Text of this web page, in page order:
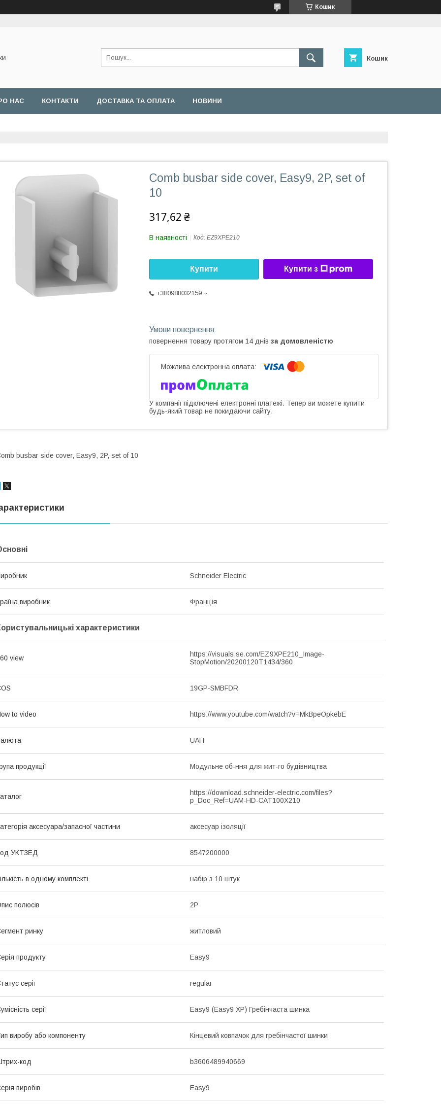
Кошик
Кошик
НАС КОНТАКТИ ДОСТАВКА ТА ОПЛАТА НОВИНИ
Comb busbar side cover, Easy9, 2P, set of
10
317,62 ₴
В наявності Код: EZ9XPE210
Купити Купити з
+380988032159
повернення товару протягом 14 днів за домовленістю
У компанії підключені електронні платежі. Тепер ви можете купити
будь-який товар не покидаючи сайту.
busbar side cover, Easy9, 2P, set of 10
Schneider Electric
виробник Франція
характеристики
view
https://visuals.se.com/EZ9XPE210_Image-
StopMotion/20200120T1434/360
19GP-SMBFDR
to video https://www.youtube.com/watch?v=MkBpeOpkebE
UAH
продукції Модульне об-ння для жит-го будівництва
https://download.schneider-electric.com/files?
p_Doc_Ref=UAM-HD-CAT100X210
аксесуара/запасної частини аксесуар ізоляції
УКТЗЕД 8547200000
в одному комплекті набір з 10 штук
полюсів 2P
ринку житловий
продукту Easy9
серії regular
серії Easy9 (Easy9 XP) Гребінчаста шинка
виробу або компоненту Кінцевий ковпачок для гребінчастої шинки
код b3606489940669
виробів Easy9